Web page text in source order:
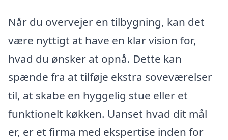
Når du overvejer en tilbygning, kan det
være nyttigt at have en klar vision for,
hvad du ønsker at opnå. Dette kan
spænde fra at tilføje ekstra soveværelser
til, at skabe en hyggelig stue eller et
funktionelt køkken. Uanset hvad dit mål
er, er et firma med ekspertise inden for